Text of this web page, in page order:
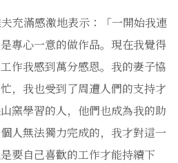
充滿感激地表示：「一開始我連
專心一意的做作品。現在我覺得
作我感到萬分感恩。我的妻子協
，我也受到了周遭人們的支持才
窯學習的人，他們也成為我的助
人無法獨力完成的，我才對這一
要自己喜歡的工作才能持續下